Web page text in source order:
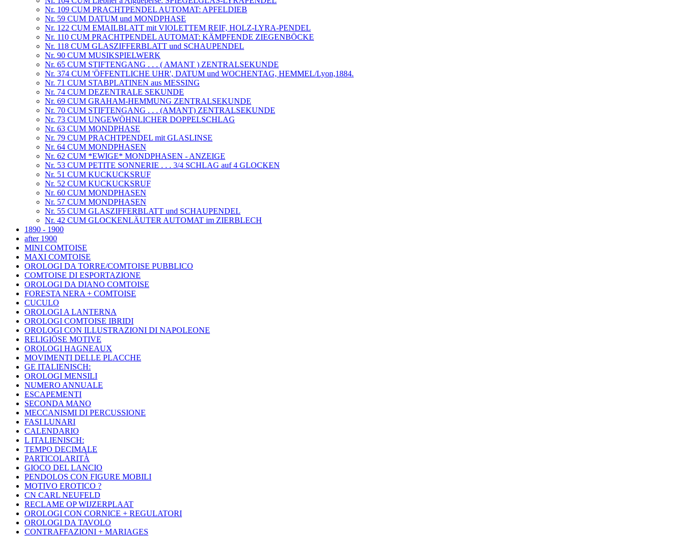
Nr. 109 CUM PRACHTPENDEL AUTOMAT: APFELDIEB
Nr. 59 CUM DATUM und MONDPHASE
Nr. 122 CUM EMAILBLATT mit VIOLETTEM REIF, HOLZ-LYRA-PENDEL
Nr. 110 CUM PRACHTPENDEL AUTOMAT: KÄMPFENDE ZIEGENBÖCKE
Nr. 118 CUM GLASZIFFERBLATT und SCHAUPENDEL
Nr. 90 CUM MUSIKSPIELWERK
Nr. 65 CUM STIFTENGANG . . . ( AMANT ) ZENTRALSEKUNDE
Nr. 374 CUM 'ÖFFENTLICHE UHR', DATUM und WOCHENTAG, HEMMEL/Lyon,1884.
Nr. 71 CUM STABPLATINEN aus MESSING
Nr. 74 CUM DEZENTRALE SEKUNDE
Nr. 69 CUM GRAHAM-HEMMUNG ZENTRALSEKUNDE
Nr. 70 CUM STIFTENGANG . . . (AMANT) ZENTRALSEKUNDE
Nr. 73 CUM UNGEWÖHNLICHER DOPPELSCHLAG
Nr. 63 CUM MONDPHASE
Nr. 79 CUM PRACHTPENDEL mit GLASLINSE
Nr. 64 CUM MONDPHASEN
Nr. 62 CUM *EWIGE* MONDPHASEN - ANZEIGE
Nr. 53 CUM PETITE SONNERIE . . . 3/4 SCHLAG auf 4 GLOCKEN
Nr. 51 CUM KUCKUCKSRUF
Nr. 52 CUM KUCKUCKSRUF
Nr. 60 CUM MONDPHASEN
Nr. 57 CUM MONDPHASEN
Nr. 55 CUM GLASZIFFERBLATT und SCHAUPENDEL
Nr. 42 CUM GLOCKENLÄUTER AUTOMAT im ZIERBLECH
1890 - 1900
after 1900
MINI COMTOISE
MAXI COMTOISE
OROLOGI DA TORRE/COMTOISE PUBBLICO
COMTOISE DI ESPORTAZIONE
OROLOGI DA DIANO COMTOISE
FORESTA NERA + COMTOISE
CUCULO
OROLOGI A LANTERNA
OROLOGI COMTOISE IBRIDI
OROLOGI CON ILLUSTRAZIONI DI NAPOLEONE
RELIGIÖSE MOTIVE
OROLOGI HAGNEAUX
MOVIMENTI DELLE PLACCHE
GE ITALIENISCH:
OROLOGI MENSILI
NUMERO ANNUALE
ESCAPEMENTI
SECONDA MANO
MECCANISMI DI PERCUSSIONE
FASI LUNARI
CALENDARIO
L ITALIENISCH:
TEMPO DECIMALE
PARTICOLARITÀ
GIOCO DEL LANCIO
PENDOLOS CON FIGURE MOBILI
MOTIVO EROTICO ?
CN CARL NEUFELD
RECLAME OP WIJZERPLAAT
OROLOGI CON CORNICE + REGULATORI
OROLOGI DA TAVOLO
CONTRAFFAZIONI + MARIAGES